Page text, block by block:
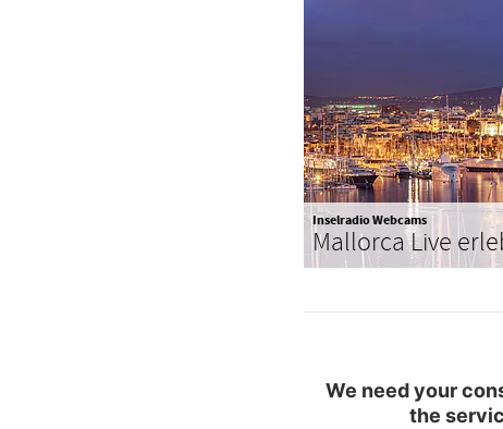
Inselradio Webcams
Mallorca Live
We need your
the